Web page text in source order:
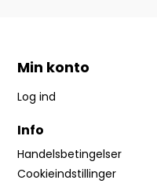
Min konto
Log ind
Info
Handelsbetingelser
Cookieindstillinger